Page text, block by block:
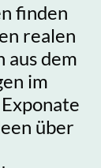
finden
realen
aus dem
im
über